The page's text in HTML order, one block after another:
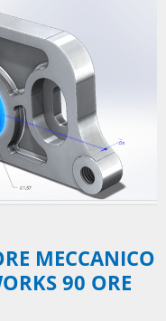
MECCANICO
90 ORE